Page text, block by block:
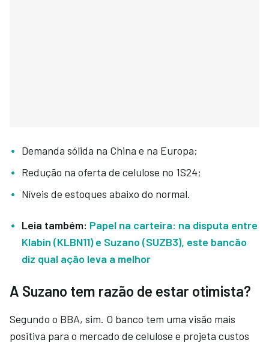
Demanda sólida na China e na Europa;
Redução na oferta de celulose no 1S24;
Níveis de estoques abaixo do normal.
Leia também: Papel na carteira: na disputa entre
Klabin (KLBN11) e Suzano (SUZB3), este bancão
diz qual ação leva a melhor
A Suzano tem razão de estar otimista?
Segundo o BBA, sim. O banco tem uma visão mais
positiva para o mercado de celulose e projeta custos